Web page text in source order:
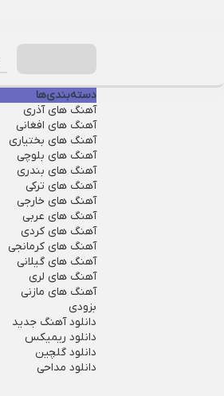
دسته‌بندی‌ها
آهنگ های آذری
آهنگ های افغانی
آهنگ های بختیاری
آهنگ های بلوچی
آهنگ های بندری
آهنگ های ترکی
آهنگ های خارجی
آهنگ های عربی
آهنگ های کردی
آهنگ های کرمانجی
آهنگ های گیلانی
آهنگ های لری
آهنگ های مازنی
بزودی
دانلود آهنگ جدید
دانلود ریمیکس
دانلود گلچین
دانلود مداحی